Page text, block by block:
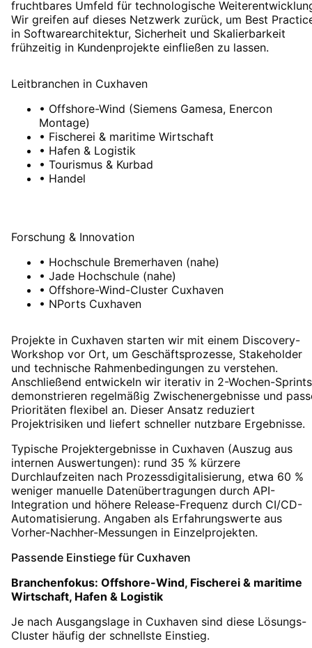
fruchtbares Umfeld für technologische
Wir greifen auf dieses Netzwerk zurück, um Best
in Softwarearchitektur, Sicherheit und Skalierbarkeit
frühzeitig in Kundenprojekte einfließen zu lassen.
Leitbranchen in Cuxhaven
• Offshore-Wind (Siemens Gamesa, Enercon
Montage)
• Fischerei & maritime Wirtschaft
• Hafen & Logistik
• Tourismus & Kurbad
• Handel
Forschung & Innovation
• Hochschule Bremerhaven (nahe)
• Jade Hochschule (nahe)
• Offshore-Wind-Cluster Cuxhaven
• NPorts Cuxhaven
Projekte in Cuxhaven starten wir mit einem Discovery-
Workshop vor Ort, um Geschäftsprozesse, Stakeholder
und technische Rahmenbedingungen zu verstehen.
Anschließend entwickeln wir iterativ in 2-Wochen-
demonstrieren regelmäßig Zwischenergebnisse und
Prioritäten flexibel an. Dieser Ansatz reduziert
Projektrisiken und liefert schneller nutzbare Ergebnisse.
Typische Projektergebnisse in Cuxhaven (Auszug aus
internen Auswertungen): rund 35 % kürzere
Durchlaufzeiten nach Prozessdigitalisierung, etwa 60 %
weniger manuelle Datenübertragungen durch API-
Integration und höhere Release-Frequenz durch CI/CD-
Automatisierung. Angaben als Erfahrungswerte aus
Vorher-Nachher-Messungen in Einzelprojekten.
Passende Einstiege für Cuxhaven
Branchenfokus: Offshore-Wind, Fischerei & maritime
Wirtschaft, Hafen & Logistik
Je nach Ausgangslage in Cuxhaven sind diese Lösungs-
Cluster häufig der schnellste Einstieg.